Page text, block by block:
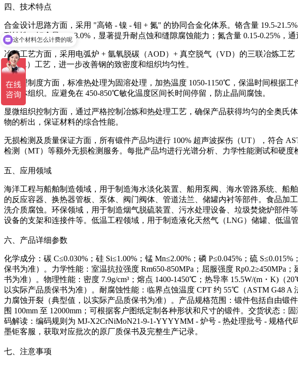
四、技术特点
合金设计思路方面，采用 "高铬 - 镍 - 钼 + 氮" 的协同合金化体系。铬含量 19.5-
耐蚀性；钼含量 2.0-3.0%，显著提升耐点蚀和缝隙腐蚀能力；氮含量 0.15-0.25%，
冶炼工艺方面，采用电弧炉 + 氩氧脱碳（AOD）+ 真空脱气（VD）的三联冶炼工
（ESR）工艺，进一步改善钢的致密度和组织均匀性。
热处理制度方面，标准热处理为固溶处理，加热温度 1050-1150℃，保温时间根据
奥氏体组织。应避免在 450-850℃敏化温度区间长时间停留，防止晶间腐蚀。
显微组织控制方面，通过严格控制冶炼和热处理工艺，确保产品获得均匀的全奥氏
物的析出，保证材料的综合性能。
无损检测及质量保证方面，所有锻件产品均进行 100% 超声波探伤（UT），符合
检测（MT）等额外无损检测服务。每批产品均进行光谱分析、力学性能测试和硬度
五、应用领域
海洋工程与船舶制造领域，用于制造海水淡化装置、船用泵阀、海水管路系统、
的反应容器、换热器管板、泵体、阀门阀体、管道法兰、储罐内衬等部件。食品
洗介质腐蚀。环保领域，用于制造烟气脱硫装置、污水处理设备、垃圾焚烧炉部
设备的支架和连接件等。低温工程领域，用于制造液化天然气（LNG）储罐、低温
六、产品详细参数
化学成分：碳 C≤0.030%；硅 Si≤1.00%；锰 Mn≤2.00%；磷 P≤0.045%；硫
保书为准）。力学性能：室温抗拉强度 Rm650-850MPa；屈服强度
书为准）。物理性能：密度 7.9g/cm³；熔点 1400-1450℃；热导率 15.5W/(m・K)
以实际产品质保书为准）。耐腐蚀性能：临界点蚀温度 CPT 约 55℃（ASTM G48 A
力腐蚀开裂（典型值，以实际产品质保书为准）。产品规格范围：锻件包括自由锻
围 100mm 至 12000mm；可根据客户图纸定制各种形状和尺寸的锻件。交货状态
码解读：编码规则为 MJ-X2CrNiMoN21-9-1-YYYYMM - 炉号 - 热处理批号 - 规格
墨钜客服，获取对应批次的原厂质保书及完整生产记录。
七、注意事项
这个材料怎么计费的呢
保化学成分保探伤吗